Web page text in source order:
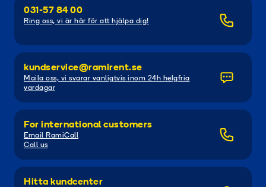
031-57 84 00
Ring oss, vi är här för att hjälpa dig!
kundservice@ramirent.se
Maila oss, vi svarar vanligtvis inom 24h helgfria
vardagar
For international customers
Email RamiCall
Call us
Hitta kundcenter